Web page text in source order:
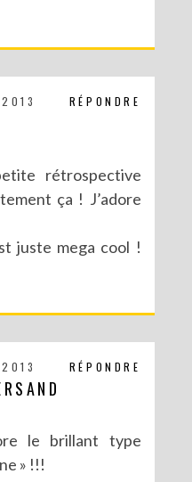
RÉPONDRE
rétrospective
ça ! J’adore
juste mega cool !
RÉPONDRE
le brillant type
» !!!